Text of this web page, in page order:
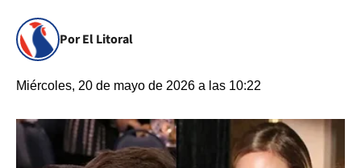
Por El Litoral
Miércoles, 20 de mayo de 2026 a las 10:22